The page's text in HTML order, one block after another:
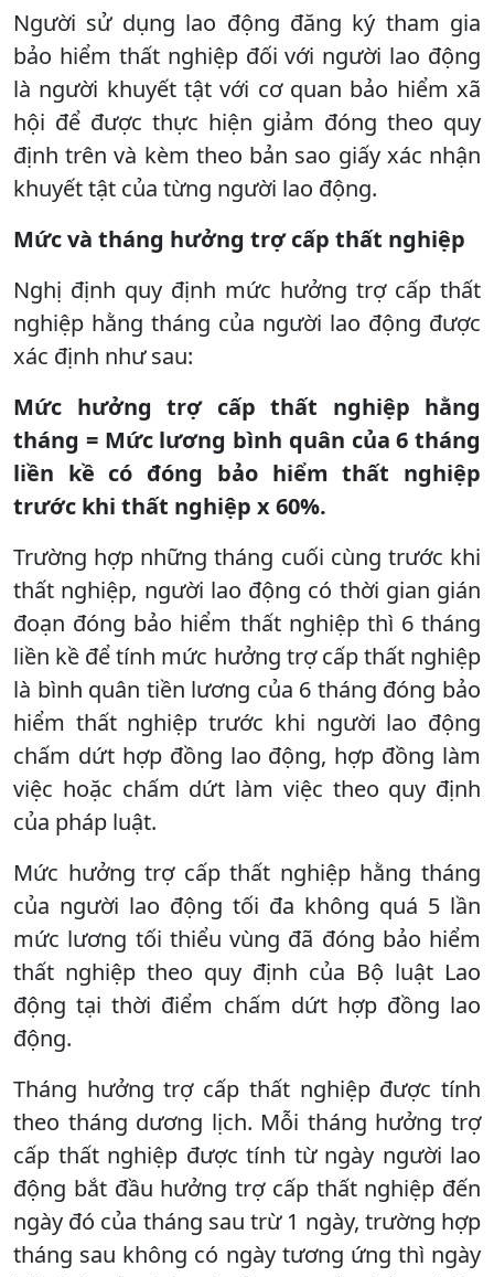
Người sử dụng lao động đăng ký tham gia
bảo hiểm thất nghiệp đối với người lao động
là người khuyết tật với cơ quan bảo hiểm xã
hội để được thực hiện giảm đóng theo quy
định trên và kèm theo bản sao giấy xác nhận
khuyết tật của từng người lao động.
Mức và tháng hưởng trợ cấp thất nghiệp
Nghị định quy định mức hưởng trợ cấp thất
nghiệp hằng tháng của người lao động được
xác định như sau:
Mức hưởng trợ cấp thất nghiệp hằng
tháng = Mức lương bình quân của 6 tháng
liền kề có đóng bảo hiểm thất nghiệp
trước khi thất nghiệp x 60%.
Trường hợp những tháng cuối cùng trước khi
thất nghiệp, người lao động có thời gian gián
đoạn đóng bảo hiểm thất nghiệp thì 6 tháng
liền kề để tính mức hưởng trợ cấp thất nghiệp
là bình quân tiền lương của 6 tháng đóng bảo
hiểm thất nghiệp trước khi người lao động
chấm dứt hợp đồng lao động, hợp đồng làm
việc hoặc chấm dứt làm việc theo quy định
của pháp luật.
Mức hưởng trợ cấp thất nghiệp hằng tháng
của người lao động tối đa không quá 5 lần
mức lương tối thiểu vùng đã đóng bảo hiểm
thất nghiệp theo quy định của Bộ luật Lao
động tại thời điểm chấm dứt hợp đồng lao
động.
Tháng hưởng trợ cấp thất nghiệp được tính
theo tháng dương lịch. Mỗi tháng hưởng trợ
cấp thất nghiệp được tính từ ngày người lao
động bắt đầu hưởng trợ cấp thất nghiệp đến
ngày đó của tháng sau trừ 1 ngày, trường hợp
tháng sau không có ngày tương ứng thì ngày